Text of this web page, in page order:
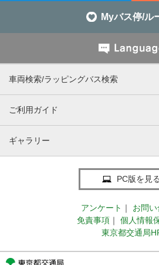
Myバス停/ル
車両検索/ラッピングバス検索
ご利用ガイド
ギャラリー
PC版を見る
アンケート ｜
お問
免責事項 ｜
個人情報
東京都交通局